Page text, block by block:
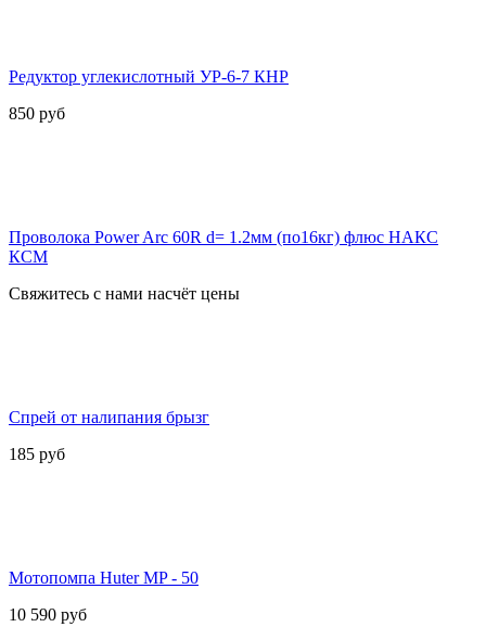
Редуктор углекислотный УР-6-7 КНР
850 руб
Проволока Power Arc 60R d= 1.2мм (по16кг) флюс НАКС
КСМ
Свяжитесь с нами насчёт цены
Спрей от налипания брызг
185 руб
Мотопомпа Huter MP - 50
10 590 руб